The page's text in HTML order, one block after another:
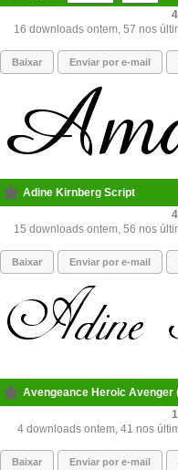
16 downloads ontem, 57 nos
Baixar Enviar por e-mail
Adine Kirnberg Script
15 downloads ontem, 56 nos
Baixar Enviar por e-mail
Avengeance Heroic Avenger
4 downloads ontem, 41 nos
Baixar Enviar por e-mail